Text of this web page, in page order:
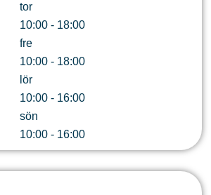
tor
10:00 - 18:00
fre
10:00 - 18:00
lör
10:00 - 16:00
sön
10:00 - 16:00